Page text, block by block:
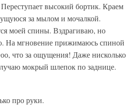
Переступает высокий бортик. Краем
за мылом и мочалкой.
моей спины. Вздрагиваю, но
На мгновение прижимаюсь спиной
что за ощущения! Даже нисколько
мокрый шлепок по заднице.
про руки.